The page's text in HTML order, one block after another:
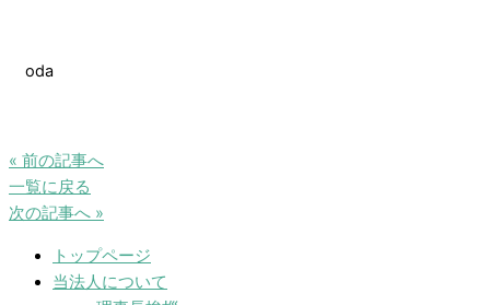
oda
« 前の記事へ
一覧に戻る
次の記事へ »
トップページ
当法人について